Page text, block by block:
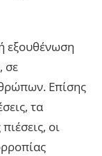
εξουθένωση
σε
Επίσης
τα
οι